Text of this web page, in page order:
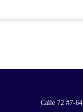
Calle 72 #7-